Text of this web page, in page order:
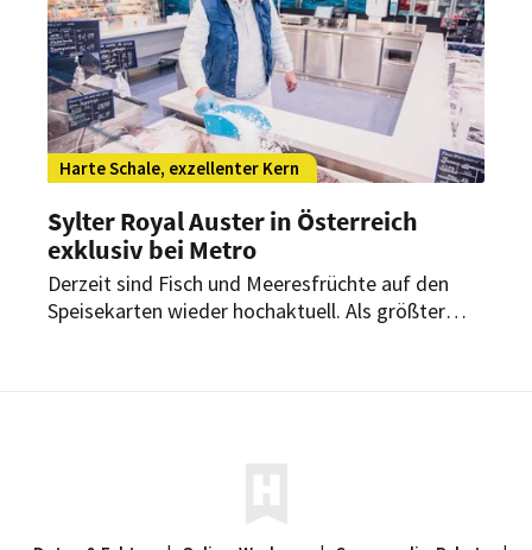
Harte Schale, exzellenter Kern
Sylter Royal Auster in Österreich
exklusiv bei Metro
Derzeit sind Fisch und Meeresfrüchte auf den
Speisekarten wieder hochaktuell. Als größter